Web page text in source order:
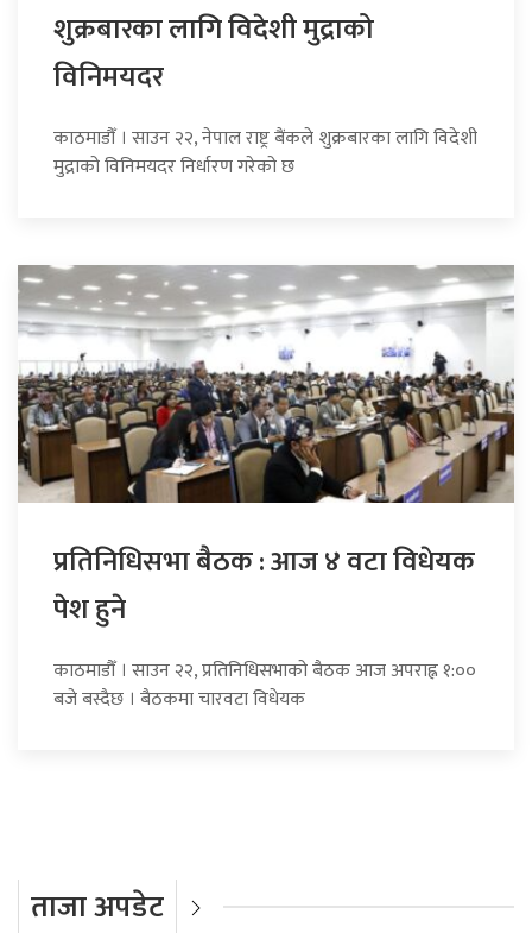
शुक्रबारका लागि विदेशी मुद्राको
विनिमयदर
काठमाडौँ । साउन २२, नेपाल राष्ट्र बैंकले शुक्रबारका लागि विदेशी
मुद्राको विनिमयदर निर्धारण गरेको छ
प्रतिनिधिसभा बैठक : आज ४ वटा विधेयक
पेश हुने
काठमाडौँ । साउन २२, प्रतिनिधिसभाको बैठक आज अपराह्न १:००
बजे बस्दैछ । बैठकमा चारवटा विधेयक
ताजा अपडेट